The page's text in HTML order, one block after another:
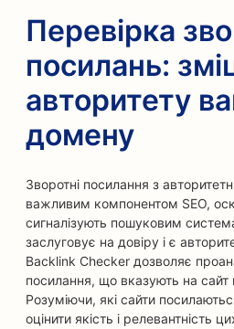
Перевірка
посилань:
авторитету
домену
Зворотні посилання з
важливим компонентом SEO,
сигналізують пошуковим
заслуговує на довіру і є
Backlink Checker дозволяє
посилання, що вказують на сайт
Розуміючи, які сайти
оцінити якість і релевантність